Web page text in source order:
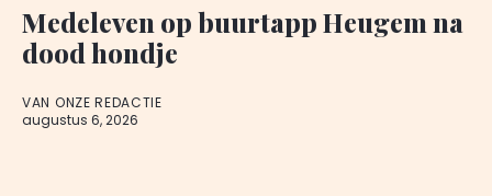
Medeleven op buurtapp Heugem na
dood hondje
VAN ONZE REDACTIE
augustus 6, 2026